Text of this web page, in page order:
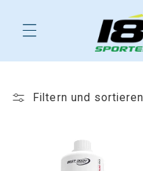
Inhalt
Filtern und sortieren